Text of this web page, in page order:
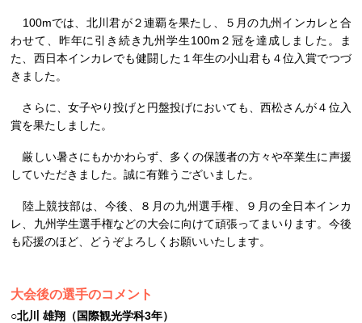
100mでは、北川君が２連覇を果たし、５月の九州インカレと合
わせて、昨年に引き続き九州学生100m２冠を達成しました。ま
た、西日本インカレでも健闘した１年生の小山君も４位入賞でつづ
きました。
さらに、女子やり投げと円盤投げにおいても、西松さんが４位入
賞を果たしました。
厳しい暑さにもかかわらず、多くの保護者の方々や卒業生に声援
していただきました。誠に有難うございました。
陸上競技部は、今後、８月の九州選手権、９月の全日本インカ
レ、九州学生選手権などの大会に向けて頑張ってまいります。今後
も応援のほど、どうぞよろしくお願いいたします。
大会後の選手のコメント
○北川 雄翔（国際観光学科3年）